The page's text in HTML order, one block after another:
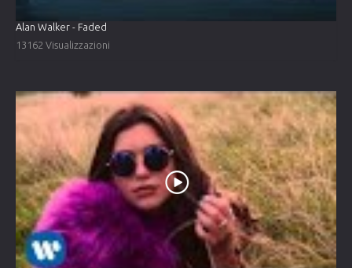
Alan Walker - Faded
13162 Visualizzazioni